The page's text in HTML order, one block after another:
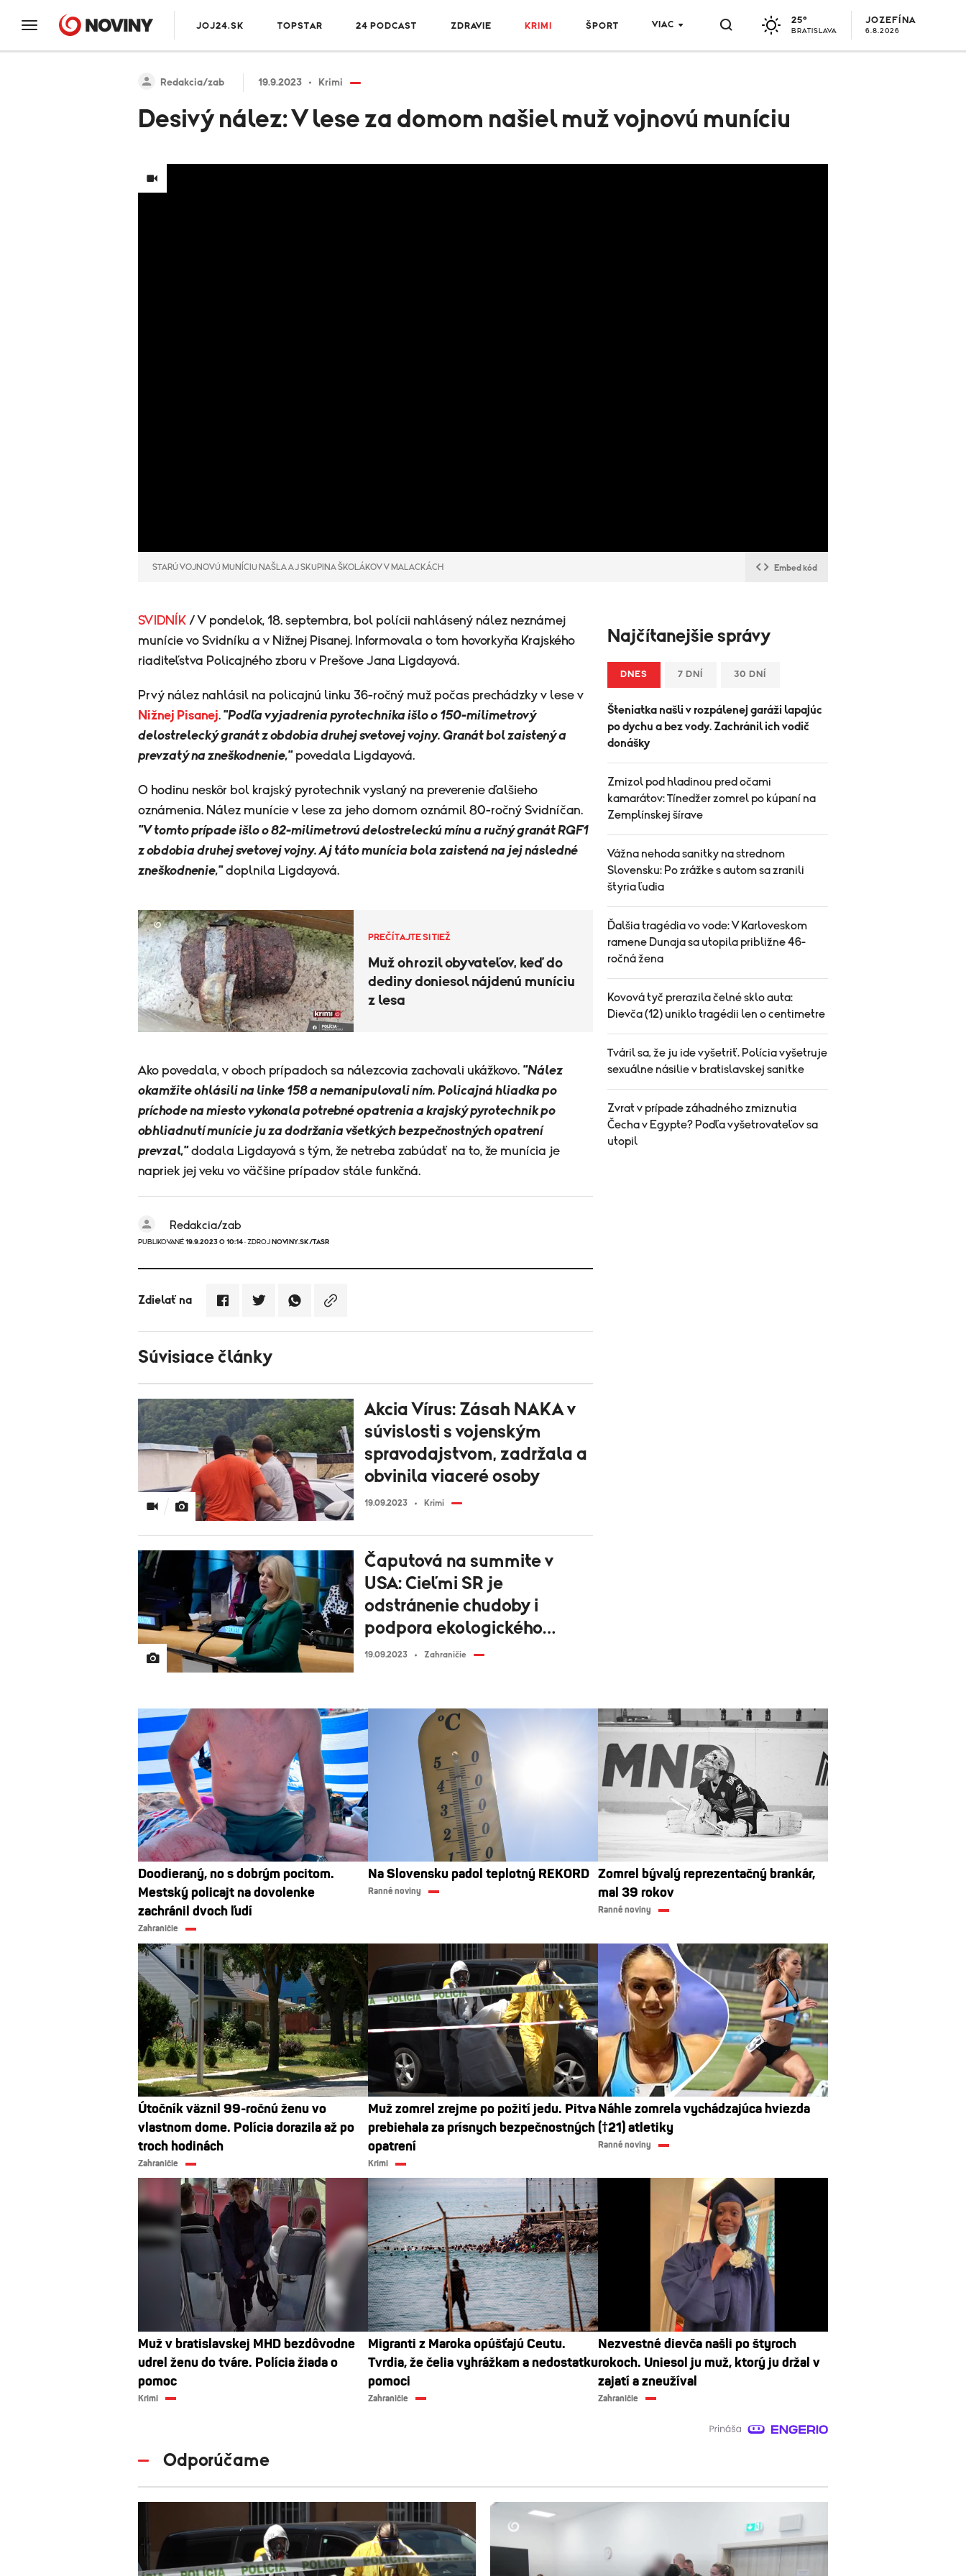
JOJ24.SK TOPSTAR 24 PODCAST ZDRAVIE KRIMI ŠPORT VIAC 25°
BRATISLAVA
JOZEFÍNA
6.8.2026
Redakcia/zab 19.9.2023 Krimi
Desivý nález: V lese za domom našiel muž vojnovú muníciu
STARÚ VOJNOVÚ MUNÍCIU NAŠLA AJ SKUPINA ŠKOLÁKOV V MALACKÁCH Embed kód
SVIDNÍK / V pondelok, 18. septembra, bol polícii nahlásený nález neznámej
munície vo Svidníku a v Nižnej Pisanej. Informovala o tom hovorkyňa Krajského
riaditeľstva Policajného zboru v Prešove Jana Ligdayová.
Prvý nález nahlásil na policajnú linku 36-ročný muž počas prechádzky v lese v
Nižnej Pisanej. "Podľa vyjadrenia pyrotechnika išlo o 150-milimetrový
delostrelecký granát z obdobia druhej svetovej vojny. Granát bol zaistený a
prevzatý na zneškodnenie,"povedala Ligdayová.
O hodinu neskôr bol krajský pyrotechnik vyslaný na preverenie ďalšieho
oznámenia. Nález munície v lese za jeho domom oznámil 80-ročný Svidníčan.
"V tomto prípade išlo o 82-milimetrovú delostreleckú mínu a ručný granát RGF1
z obdobia druhej svetovej vojny. Aj táto munícia bola zaistená na jej následné
zneškodnenie," doplnila Ligdayová.
PREČÍTAJTE SI TIEŽ
Muž ohrozil obyvateľov, keď do
dediny doniesol nájdenú muníciu
z lesa
Ako povedala, v oboch prípadoch sa nálezcovia zachovali ukážkovo. "Nález
okamžite ohlásili na linke 158 a nemanipulovali ním. Policajná hliadka po
príchode na miesto vykonala potrebné opatrenia a krajský pyrotechnik po
obhliadnutí munície ju za dodržania všetkých bezpečnostných opatrení
prevzal,"dodala Ligdayová s tým, že netreba zabúdať na to, že munícia je
napriek jej veku vo väčšine prípadov stále funkčná.
Redakcia/zab
PUBLIKOVANÉ 19.9.2023 O 10:14 · ZDROJ NOVINY.SK/TASR
Zdielať na
Súvisiace články
Akcia Vírus: Zásah NAKA v
súvislosti s vojenským
spravodajstvom, zadržala a
obvinila viaceré osoby
19.09.2023 Krimi
Čaputová na summite v
USA: Cieľmi SR je
odstránenie chudoby i
podpora ekologického
hospodárenia
19.09.2023 Zahraničie
Najčítanejšie správy
DNES 7 DNÍ 30 DNÍ
Šteniatka našli v rozpálenej garáži lapajúc
po dychu a bez vody. Zachránil ich vodič
donášky
Zmizol pod hladinou pred očami
kamarátov: Tínedžer zomrel po kúpaní na
Zemplínskej šírave
Vážna nehoda sanitky na strednom
Slovensku: Po zrážke s autom sa zranili
štyria ľudia
Ďalšia tragédia vo vode: V Karloveskom
ramene Dunaja sa utopila približne 46-
ročná žena
Kovová tyč prerazila čelné sklo auta:
Dievča (12) uniklo tragédii len o centimetre
Tváril sa, že ju ide vyšetriť. Polícia vyšetruje
sexuálne násilie v bratislavskej sanitke
Zvrat v prípade záhadného zmiznutia
Čecha v Egypte? Podľa vyšetrovateľov sa
utopil
Doodieraný, no s dobrým pocitom.
Mestský policajt na dovolenke
zachránil dvoch ľudí
Zahraničie
Na Slovensku padol teplotný REKORD
Ranné noviny
Zomrel bývalý reprezentačný brankár,
mal 39 rokov
Ranné noviny
Útočník väznil 99-ročnú ženu vo
vlastnom dome. Polícia dorazila až po
troch hodinách
Zahraničie
Muž zomrel zrejme po požití jedu. Pitva
prebiehala za prísnych bezpečnostných
opatrení
Krimi
Náhle zomrela vychádzajúca hviezda
(†21) atletiky
Ranné noviny
Muž v bratislavskej MHD bezdôvodne
udrel ženu do tváre. Polícia žiada o
pomoc
Krimi
Migranti z Maroka opúšťajú Ceutu.
Tvrdia, že čelia vyhrážkam a nedostatku
pomoci
Zahraničie
Nezvestné dievča našli po štyroch
rokoch. Uniesol ju muž, ktorý ju držal v
zajatí a zneužíval
Zahraničie
Odporúčame